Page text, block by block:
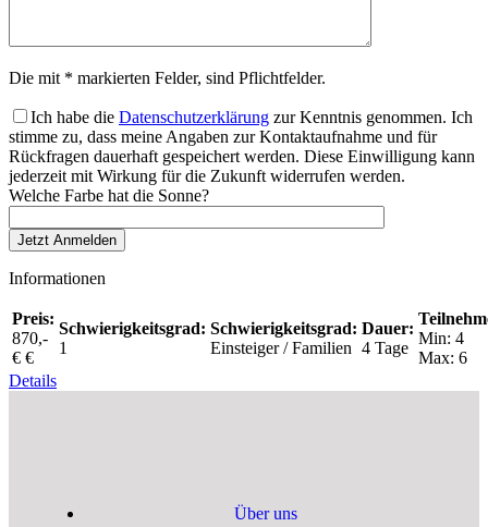
Die mit * markierten Felder, sind Pflichtfelder.
Ich habe die Datenschutzerklärung zur Kenntnis genommen. Ich
stimme zu, dass meine Angaben zur Kontaktaufnahme und für
Rückfragen dauerhaft gespeichert werden. Diese Einwilligung kann
jederzeit mit Wirkung für die Zukunft widerrufen werden.
Welche Farbe hat die Sonne?
Informationen
Preis:
870,-
€ €
Schwierigkeitsgrad:
1
Schwierigkeitsgrad:
Einsteiger / Familien
Dauer:
4 Tage
Min: 4
Max: 6
Details
Über uns